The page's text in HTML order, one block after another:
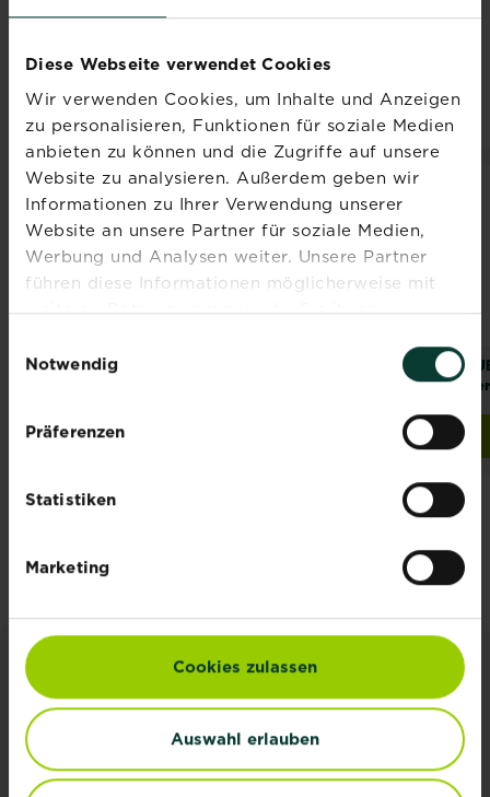
Diese Webseite verwendet Cookies
Wir verwenden Cookies, um Inhalte und Anzeigen
zu personalisieren, Funktionen für soziale Medien
anbieten zu können und die Zugriffe auf unsere
Website zu analysieren. Außerdem geben wir
Informationen zu Ihrer Verwendung unserer
Website an unsere Partner für soziale Medien,
Werbung und Analysen weiter. Unsere Partner
führen diese Informationen möglicherweise mit
weiteren Daten zusammen, die Sie ihnen
Nutzung der Dienste gesammelt haben.
Notwendig
Präferenzen
Statistiken
Marketing
Cookies zulassen
Auswahl erlauben
wie wir unsere Oase gestalten und pflegen.
deine Grüne Oase zu gestalten und zu
pflegen
SUBSTRAL
Jetzt kaufen
NEUES DESIGN
Naturen
Herbst Rasendünger
SUBSTRAL® Naturen®
NEU
INSPIRATION & RATGEBER
Alle Artikel entdecken